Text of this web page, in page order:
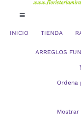
Toggle
INICIO TIENDA
ARREGLOS
Ordena
Mostrar